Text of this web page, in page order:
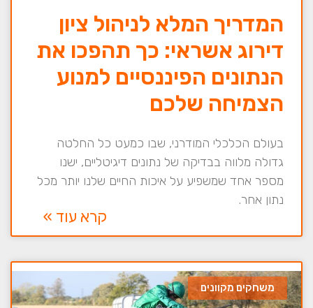
המדריך המלא לניהול ציון
דירוג אשראי: כך תהפכו את
הנתונים הפיננסיים למנוע
הצמיחה שלכם
בעולם הכלכלי המודרני, שבו כמעט כל החלטה
גדולה מלווה בבדיקה של נתונים דיגיטליים, ישנו
מספר אחד שמשפיע על איכות החיים שלנו יותר מכל
נתון אחר.
קרא עוד »
משחקים מקוונים